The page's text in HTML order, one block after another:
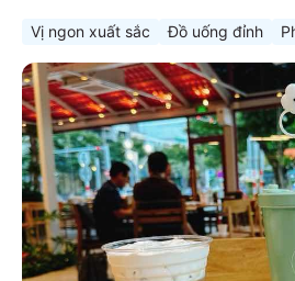
Vị ngon xuất sắc Đồ uống đỉnh